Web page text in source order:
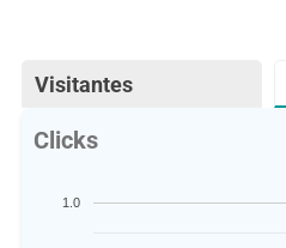
Visitantes
Clicks
1.0